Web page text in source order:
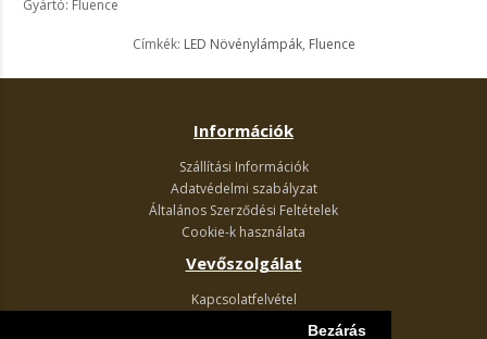
Bezárás
Gyártó: Fluence
Címkék: LED Növénylámpák, Fluence
Információk
Szállítási Információk
Adatvédelmi szabályzat
Általános Szerződési Feltételek
Cookie-k használata
Vevőszolgálat
Kapcsolatfelvétel